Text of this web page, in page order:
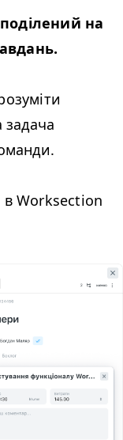
на
задача
в Worksection